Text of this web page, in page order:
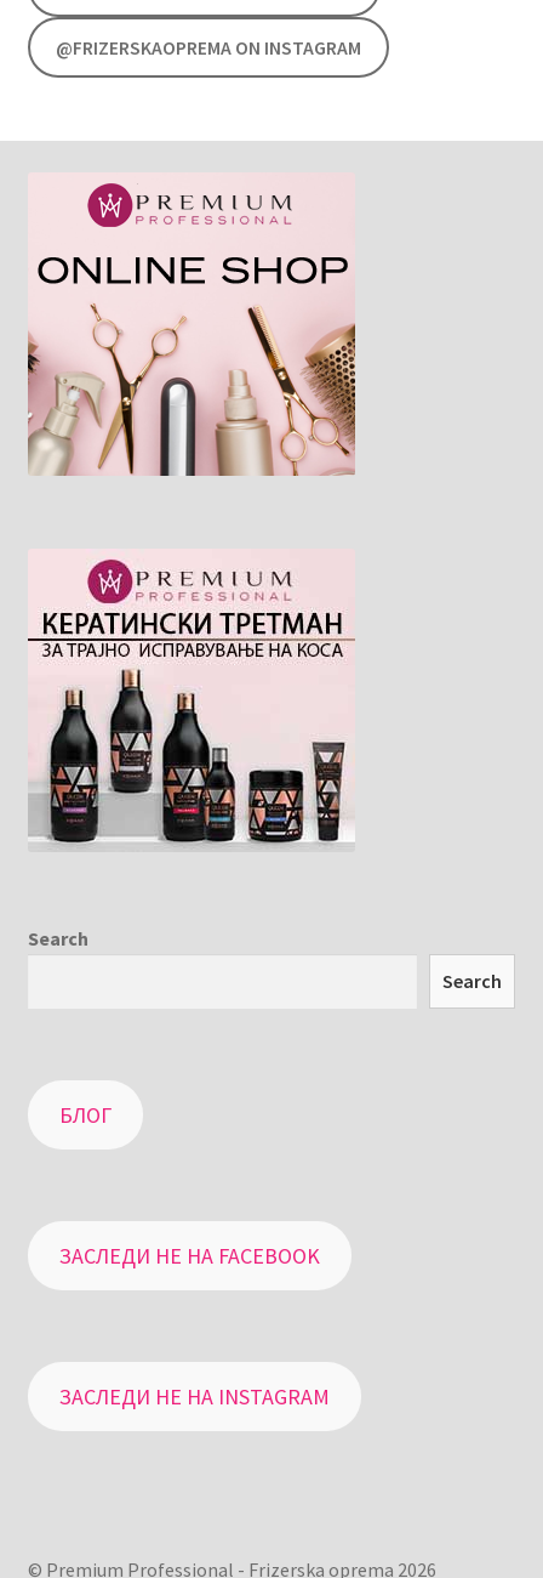
@FRIZERSKAOPREMA ON INSTAGRAM
Search
Search
БЛОГ
ЗАСЛЕДИ НЕ НА FACEBOOK
ЗАСЛЕДИ НЕ НА INSTAGRAM
© Premium Professional - Frizerska oprema 2026